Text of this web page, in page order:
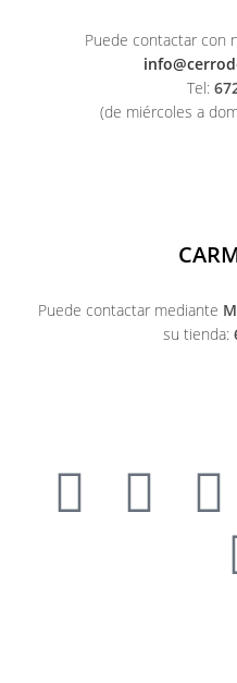
Puede contactar con
Tel:
(de miércoles a
Puede contactar mediante
su tienda: